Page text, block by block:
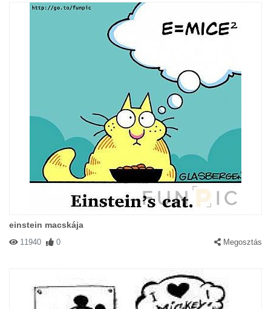
einstein macskája
11940 0 Megosztás